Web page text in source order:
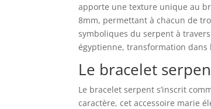
apporte une texture unique au
8mm, permettant à chacun de
symboliques du serpent à
égyptienne, transformation dans
Le bracelet
Le bracelet serpent s’inscrit
caractère, cet accessoire marie